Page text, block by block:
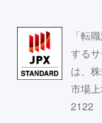
「転
する
は、
市場
2122